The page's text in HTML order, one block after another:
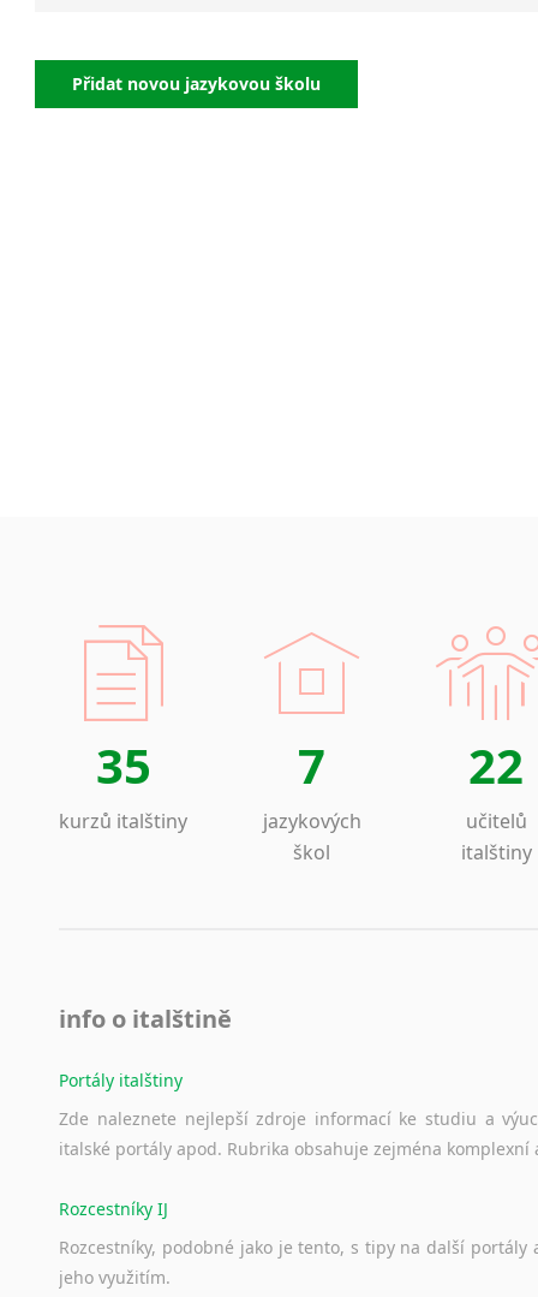
Přidat novou jazykovou školu
35
kurzů italštiny
7
jazykových
škol
22
učitelů
italštiny
info o italštině
Portály italštiny
Zde naleznete nejlepší zdroje informací ke studiu a
italské portály apod. Rubrika obsahuje zejména komplexní
Rozcestníky IJ
Rozcestníky, podobné jako je tento, s tipy na další portály
jeho využitím.